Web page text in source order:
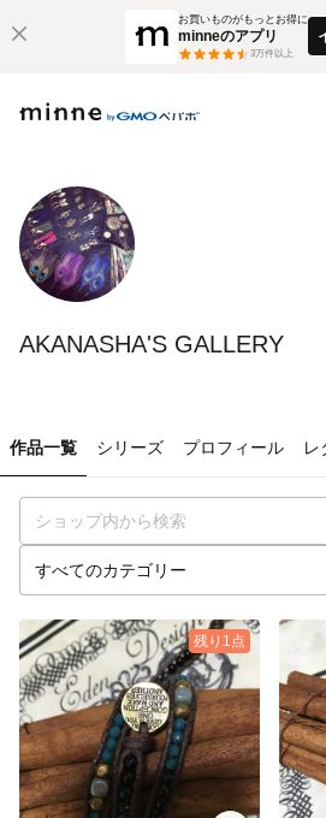
お買いものがもっとお得に
minneのアプリ
3万件以上
AKANASHA'S GALLERY
作品一覧 シリーズ プロフィール レ
残り1点